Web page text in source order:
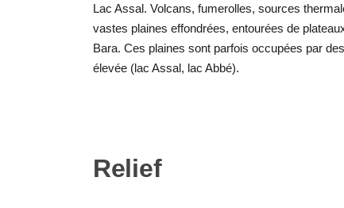
Lac Assal. Volcans, fumerolles, sources
vastes plaines effondrées, entourées de
Bara. Ces plaines sont parfois occupées par
élevée (lac Assal, lac Abbé).
Relief